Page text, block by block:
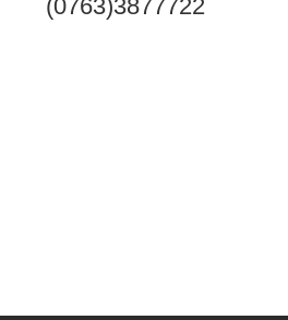
(0763)3877722